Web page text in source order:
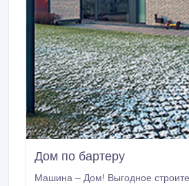
Дом по бартеру
Машина – Дом! Выгодное